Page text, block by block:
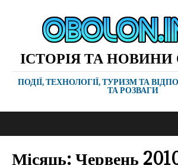
ІСТОРІЯ ТА
ПОДІЇ, ТЕХНОЛОГІЇ, ТУРИЗМ ТА
ТА РОЗВАГИ
Місяць:Червень